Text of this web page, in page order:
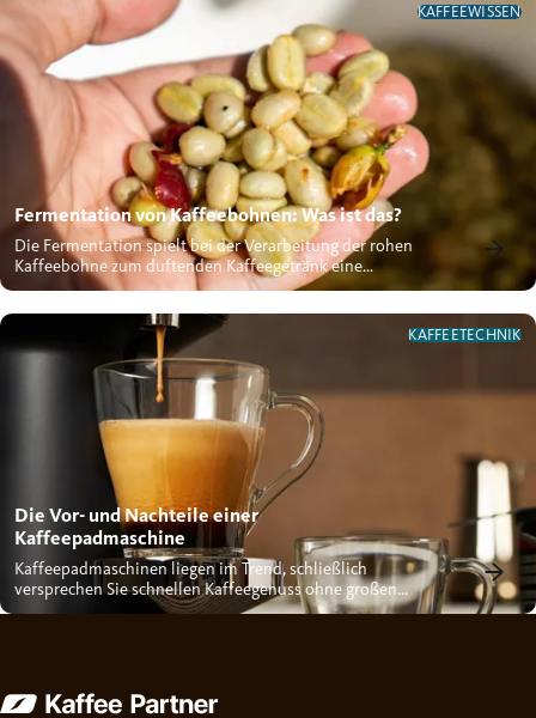
KAFFEEWISSEN
Fermentation von Kaffeebohnen: Was ist das?
Die Fermentation spielt bei der Verarbeitung der rohen
Kaffeebohne zum duftenden Kaffeegetränk eine
wichtige Rolle. Doch...
KAFFEETECHNIK
Die Vor- und Nachteile einer
Kaffeepadmaschine
Kaffeepadmaschinen liegen im Trend, schließlich
versprechen Sie schnellen Kaffeegenuss ohne großen
Aufwand. Doch können...